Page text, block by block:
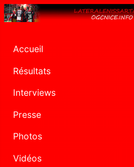
Accueil
Résultats
Interviews
Presse
Photos
Vidéos